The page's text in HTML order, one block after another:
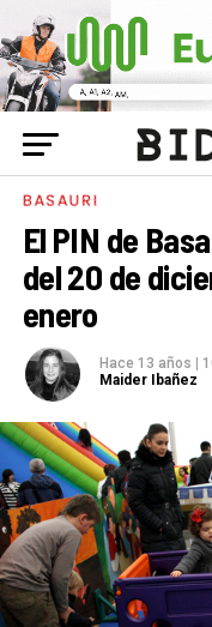
BASAURI
El PIN de
del 20 de
enero
Hace 13 años
Maider Ibañez